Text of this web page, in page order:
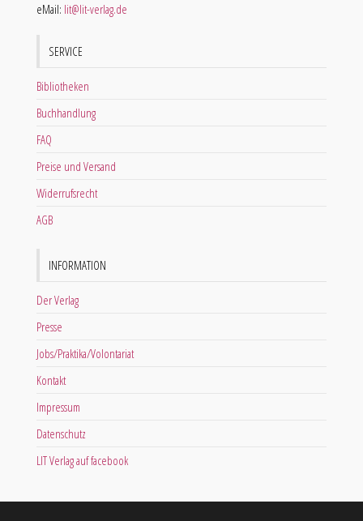
eMail: lit@lit-verlag.de
SERVICE
Bibliotheken
Buchhandlung
FAQ
Preise und Versand
Widerrufsrecht
AGB
INFORMATION
Der Verlag
Presse
Jobs/Praktika/Volontariat
Kontakt
Impressum
Datenschutz
LIT Verlag auf facebook